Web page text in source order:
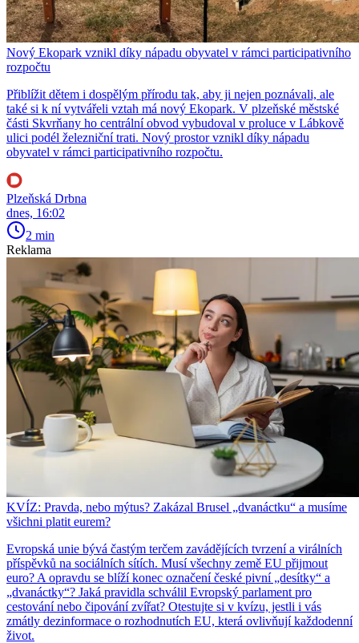
Nový Ekopark vznikl díky nápadu obyvatel v rámci participativního
rozpočtu
Přiblížit dětem i dospělým přírodu tak, aby ji nejen poznávali, ale
také si k ní vytvářeli vztah má nový Ekopark. V plzeňské městské
části Skvrňany ho centrální obvod vybudoval v proluce v Lábkově
ulici podél železniční trati. Nový prostor vznikl díky nápadu
obyvatel v rámci participativního rozpočtu.
Plzeňská Drbna
dnes, 16:02
2 min
Reklama
KVÍZ: Pravda, nebo mýtus? Zakázal Brusel „dvanáctku“ a musíme
všichni platit eurem?
Evropská unie bývá častým terčem zavádějících tvrzení a virálních
příspěvků na sociálních sítích. Musí všechny země EU přijmout
euro? A opravdu se blíží konec označení české pivní „desítky“ a
„dvanáctky“? Jaká pravidla schválil Evropský parlament pro
cestování nebo čipování zvířat? Otestujte si v kvízu, jestli i vás
zmátly dezinformace o rozhodnutích EU, která ovlivňují každodenní
život.